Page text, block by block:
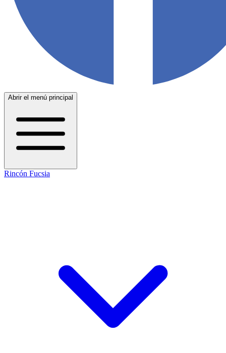
Abrir el menú principal
Rincón Fucsia